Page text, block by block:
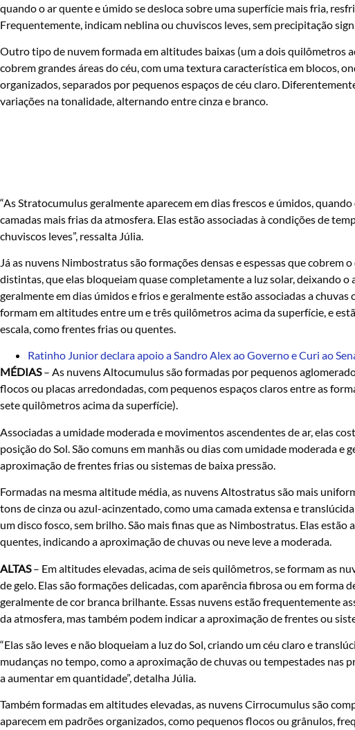
quando o ar quente e úmido se desloca sobre uma superfície mais fria,
Frequentemente, indicam neblina ou chuviscos leves, sem precipitação
Outro tipo de nuvem formada em altitudes baixas (um a dois quilômetros
cobrem grandes áreas do céu, com uma textura característica em blocos,
organizados, separados por pequenos espaços de céu claro.
variações na tonalidade, alternando entre cinza e branco.
“As Stratocumulus geralmente aparecem em dias frescos e úmidos,
camadas mais frias da atmosfera. Elas estão associadas à condições de
chuviscos leves”, ressalta Júlia.
Já as nuvens Nimbostratus são formações densas e espessas que cobrem
distintas, que elas bloqueiam quase completamente a luz solar, deixando
geralmente em dias úmidos e frios e geralmente estão associadas a
formam em altitudes entre um e três quilômetros acima da superfície, e
escala, como frentes frias ou quentes.
Ratinho Junior declara apoio a Sandro Alex ao Governo e Curi ao
MÉDIAS– As nuvens Altocumulus são formadas por pequenos
flocos ou placas arredondadas, com pequenos espaços claros entre as
sete quilômetros acima da superfície).
Associadas a umidade moderada e movimentos ascendentes de ar, elas
posição do Sol. São comuns em manhãs ou dias com umidade moderada
aproximação de frentes frias ou sistemas de baixa pressão.
Formadas na mesma altitude média, as nuvens Altostratus são mais
tons de cinza ou azul-acinzentado, como uma camada extensa e
um disco fosco, sem brilho. São mais finas que as Nimbostratus. Elas
quentes, indicando a aproximação de chuvas ou neve leve a moderada.
ALTAS– Em altitudes elevadas, acima de seis quilômetros, se formam as
de gelo. Elas são formações delicadas, com aparência fibrosa ou em forma
geralmente de cor branca brilhante. Essas nuvens estão frequentemente
da atmosfera, mas também podem indicar a aproximação de frentes ou
“Elas são leves e não bloqueiam a luz do Sol, criando um céu claro e
mudanças no tempo, como a aproximação de chuvas ou tempestades nas
a aumentar em quantidade”, detalha Júlia.
Também formadas em altitudes elevadas, as nuvens Cirrocumulus são
aparecem em padrões organizados, como pequenos flocos ou grânulos,